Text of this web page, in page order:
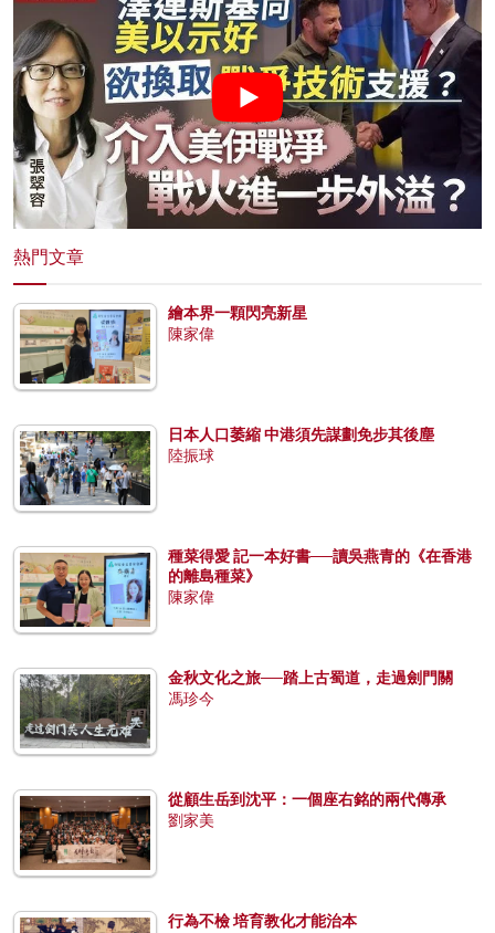
熱門文章
繪本界一顆閃亮新星
陳家偉
日本人口萎縮 中港須先謀劃免步其後塵
陸振球
種菜得愛 記一本好書──讀吳燕青的《在香港
的離島種菜》
陳家偉
金秋文化之旅──踏上古蜀道，走過劍門關
馮珍今
從顧生岳到沈平：一個座右銘的兩代傳承
劉家美
行為不檢 培育教化才能治本